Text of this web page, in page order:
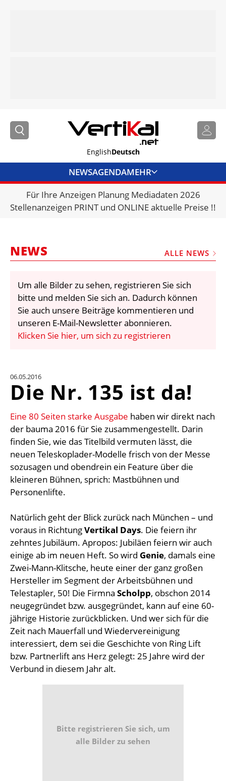
EnglishDeutsch
NEWSAGENDAMEHR
BRANCHENLINKS
VERMIETER
VIDEOS
BIBLIOTHEK
KRAN & BÜHNE
EINHEITENKONVERTER
KONTAKT
Für Ihre Anzeigen Planung Mediadaten 2026
Stellenanzeigen PRINT und ONLINE aktuelle Preise !!
NEWS ALLE NEWS
Um alle Bilder zu sehen, registrieren Sie sich
bitte und melden Sie sich an. Dadurch können
Sie auch unsere Beiträge kommentieren und
unseren E-Mail-Newsletter abonnieren.
Klicken Sie hier, um sich zu registrieren
06.05.2016
Die Nr. 135 ist da!
Eine 80 Seiten starke Ausgabe haben wir direkt nach
der bauma 2016 für Sie zusammengestellt. Darin
finden Sie, wie das Titelbild vermuten lässt, die
neuen Teleskoplader-Modelle frisch von der Messe
sozusagen und obendrein ein Feature über die
kleineren Bühnen, sprich: Mastbühnen und
Personenlifte.
Natürlich geht der Blick zurück nach München – und
voraus in RichtungVertikal Days. Die feiern ihr
zehntes Jubiläum. Apropos: Jubiläen feiern wir auch
einige ab im neuen Heft. So wird Genie, damals eine
Zwei-Mann-Klitsche, heute einer der ganz großen
Hersteller im Segment der Arbeitsbühnen und
Telestapler, 50! Die Firmna Scholpp, obschon 2014
neugegründet bzw. ausgegründet, kann auf eine 60-
jährige Historie zurückblicken. Und wer sich für die
Zeit nach Mauerfall und Wiedervereinigung
interessiert, dem sei die Geschichte von Ring Lift
bzw. Partnerlift ans Herz gelegt: 25 Jahre wird der
Verbund in diesem Jahr alt.
Bitte registrieren Sie sich, um
alle Bilder zu sehen